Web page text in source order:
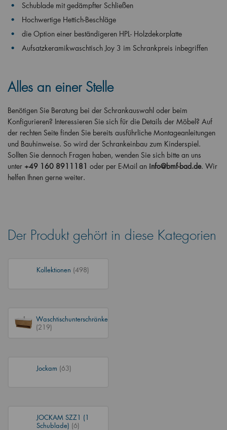
Schublade mit gedämpfter Schließen
Hochwertige Hettich-Beschläge
die Option einer beständigeren HPL- Holzdekorplatte
Aufsatzkeramikwaschtisch Joy 3 im Schrankpreis inbegriffen
Alles an einer Stelle
Benötigen Sie Beratung bei der Schrankauswahl oder beim
Konfigurieren? Interessieren Sie sich für die Details der Möbel? Auf
der rechten Seite finden Sie bereits ausführliche Montageanleitungen
und Bauhinweise. So wird der Schrankeinbau zum Kinderspiel.
Sollten Sie dennoch Fragen haben, wenden Sie sich bitte an uns
unter +49 160 8911181 oder per E-Mail an info@bmf-bad.de. Wir
helfen Ihnen gerne weiter.
Der Produkt gehört in diese Kategorien
Kollektionen (498)
Waschtischunterschränke
(219)
Jockam (63)
JOCKAM SZZ1 (1
Schublade) (6)